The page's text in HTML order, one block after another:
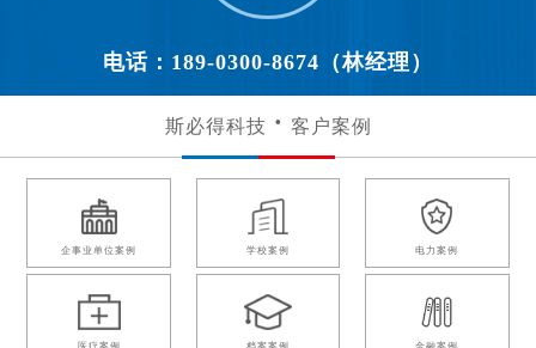
电话：189-0300-8674（林经理）
斯必得科技 客户案例
企事业单位案例 学校案例 电力案例
医疗案例 档案案例 金融案例